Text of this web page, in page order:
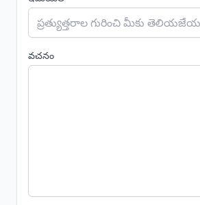
వచనం